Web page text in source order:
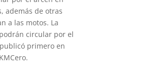
además de otras
a las motos. La
circular por el
primero en